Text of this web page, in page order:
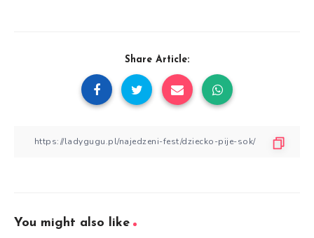
Share Article:
You might also like